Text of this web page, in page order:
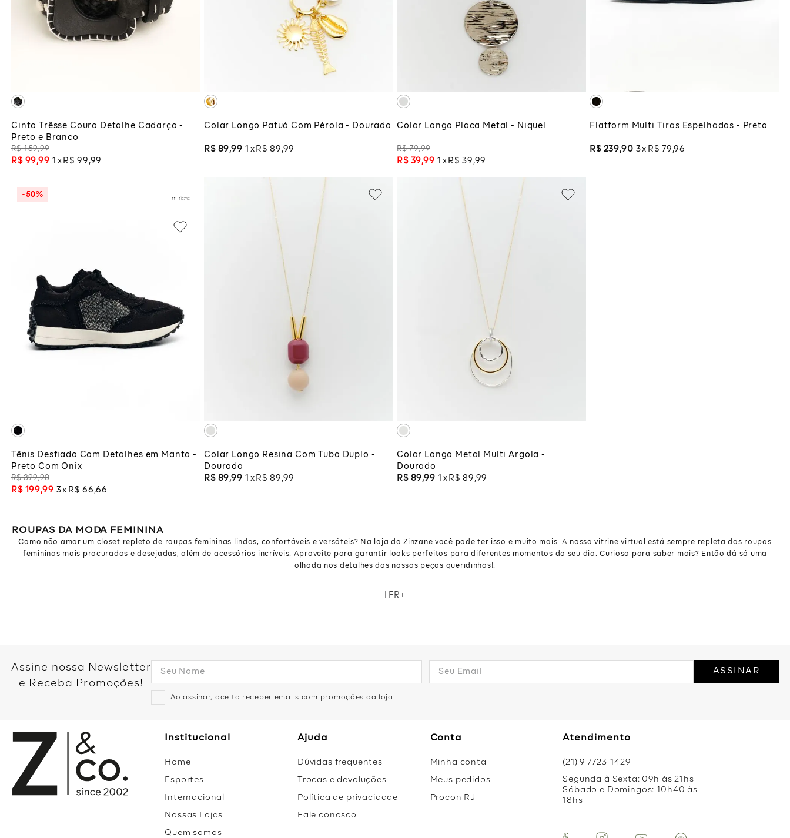
Cinto Trêsse Couro Detalhe Cadarço -
Preto e Branco
R$ 159,99
R$ 99,99 1 R$ 99 ,99
UNICO
ADICIONAR À SACOLA
Colar Longo Patuá Com Pérola - Dourado
R$ 89,99 1 R$ 89 ,99
UNICO
ADICIONAR À SACOLA
Colar Longo Placa Metal - Niquel
R$ 79,99
R$ 39,99 1 R$ 39 ,99
Flatform Multi Tiras Espelhadas - Preto
R$ 239,90 3 R$ 79 ,96
-50%
Tênis Desfiado Com Detalhes em Manta -
Preto Com Onix
R$ 399,90
R$ 199,99 3 R$ 66 ,66
UNICO
Colar Longo Resina Com Tubo Duplo -
Dourado
R$ 89,99 1 R$ 89 ,99
UNICO
Colar Longo Metal Multi Argola -
Dourado
R$ 89,99 1 R$ 89 ,99
ROUPAS DA MODA FEMININA
Como não amar um closet repleto de roupas femininas lindas, confortáveis e versáteis? Na loja da Zinzane você pode ter isso e muito mais. A nossa vitrine virtual está sempre repleta das roupas
femininas mais procuradas e desejadas, além de acessórios incríveis. Aproveite para garantir looks perfeitos para diferentes momentos do seu dia. Curiosa para saber mais? Então dá só uma
olhada nos detalhes das nossas peças queridinhas!.
LER
Assine nossa Newsletter
e Receba Promoções!
Ao assinar, aceito receber emails com promoções da loja
ASSINAR
Institucional
Home
Esportes
Internacional
Nossas Lojas
Quem somos
Ajuda
Dúvidas frequentes
Trocas e devoluções
Política de privacidade
Fale conosco
Conta
Minha conta
Meus pedidos
Procon RJ
Atendimento
(21) 9 7723-1429
Segunda à Sexta: 09h às 21hs
Sábado e Domingos: 10h40 às
18hs